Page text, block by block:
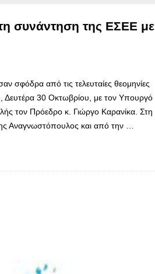
συνάντηση της ΕΣΕΕ με
σφόδρα από τις τελευταίες θεομηνίες
Δευτέρα 30 Οκτωβρίου, με τον Υπουργό
τον Πρόεδρο κ. Γιώργο Καρανίκα. Στη
Αναγνωστόπουλος και από την …